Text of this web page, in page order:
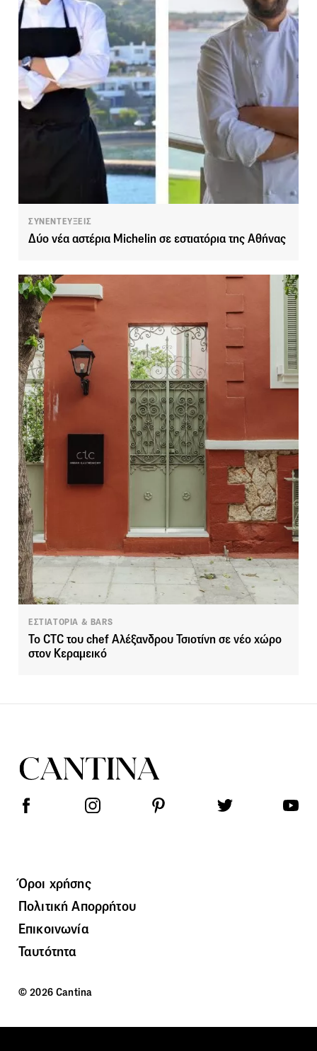
ΣΥΝΕΝΤΕΥΞΕΙΣ
Δύο νέα αστέρια Michelin σε εστιατόρια της Αθήνας
ΕΣΤΙΑΤΟΡΙΑ & BARS
Το CTC του chef Αλέξανδρου Τσιοτίνη σε νέο χώρο
στον Κεραμεικό
Όροι χρήσης
Πολιτική Απορρήτου
Επικοινωνία
Ταυτότητα
© 2026 Cantina